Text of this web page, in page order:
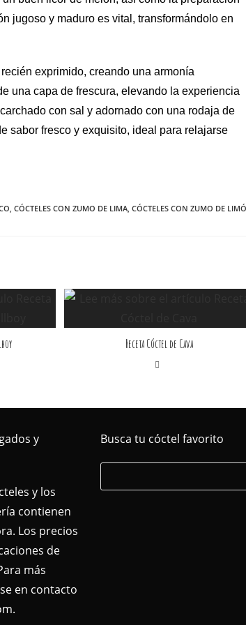
jugoso y maduro es vital, transformándolo en
exprimido, creando una armonía
una capa de frescura, elevando la experiencia
con sal y adornado con una rodaja de
sabor fresco y exquisito, ideal para relajarse
, CÓCTELES CON ZUMO DE LIMA, CÓCTELES CON ZUMO DE
Receta Cóctel de Cava
y
y los
contienen
Los precios
de
más
en contacto
Busca tu cóctel favorito